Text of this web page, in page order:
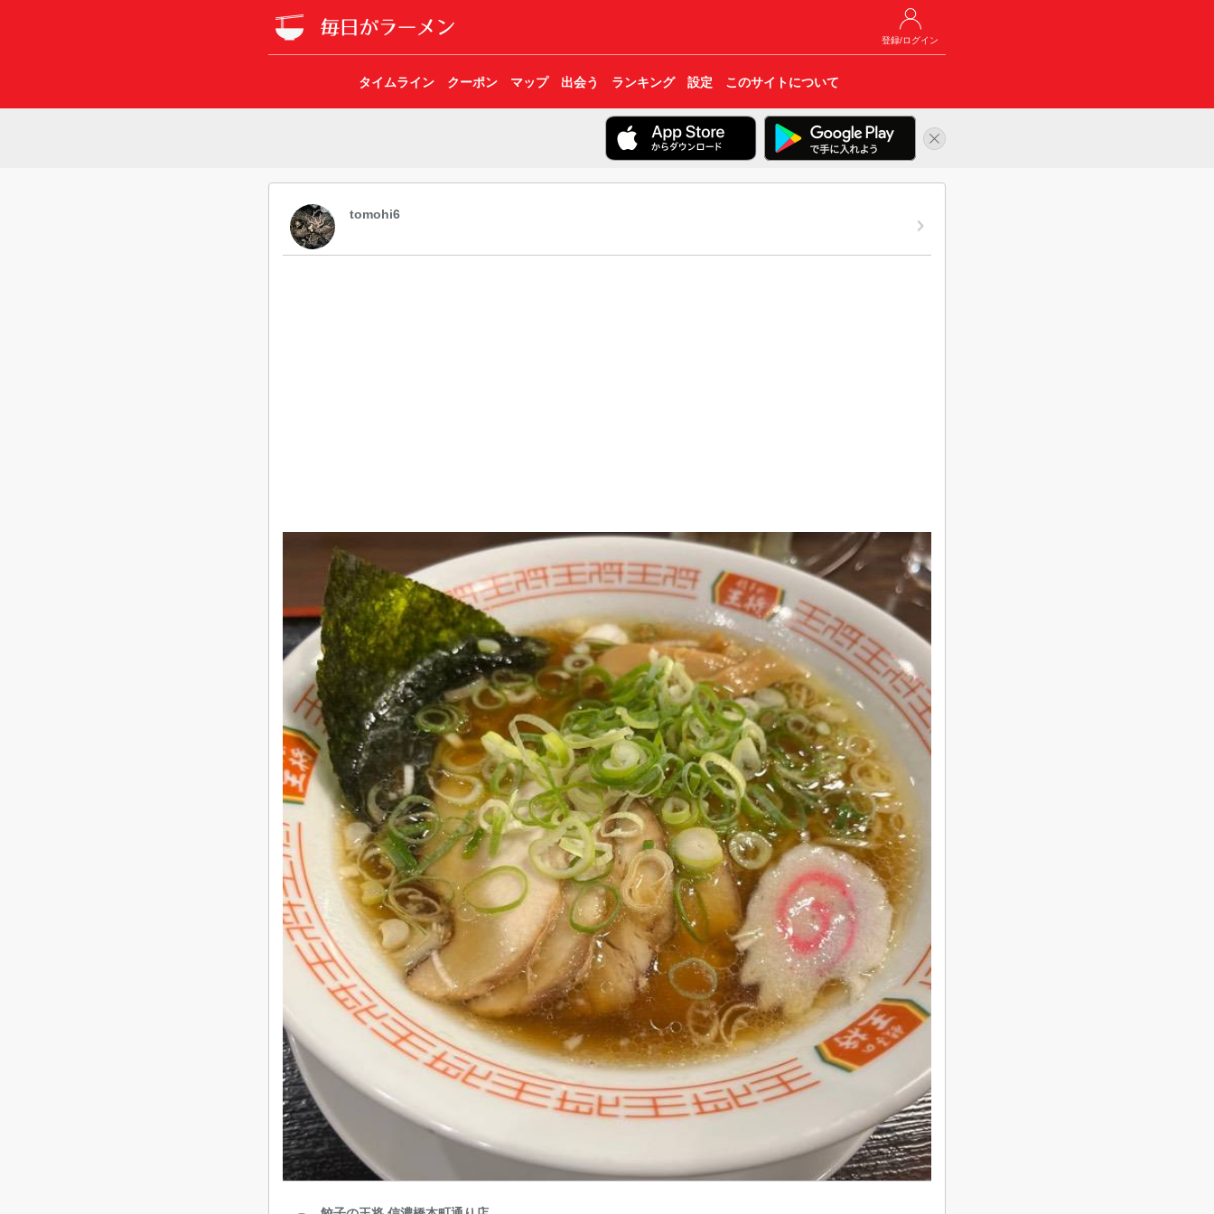
登録/ログイン
タイムライン クーポン マップ 出会う ランキング 設定 このサイトについて
tomohi6